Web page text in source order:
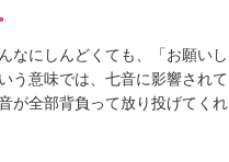
にしんどくても、「お願いし
う意味では、七音に影響されて
が全部背負って放り投げてくれ